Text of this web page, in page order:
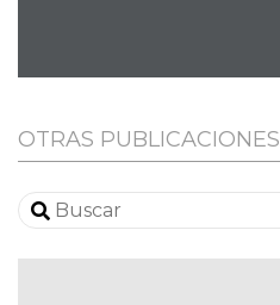
OTRAS PUBLICACIONES